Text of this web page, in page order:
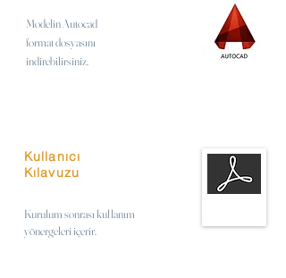
Modelin Autocad
formatdosyasını
indirebilirsiniz.
Kullanıcı
Kılavuzu
Kurulum sonrası kullanım
yönergeleri içerir.